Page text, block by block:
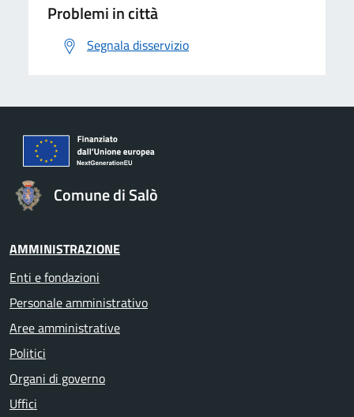
Problemi in città
Segnala disservizio
Comune di Salò
AMMINISTRAZIONE
Enti e fondazioni
Personale amministrativo
Aree amministrative
Politici
Organi di governo
Uffici